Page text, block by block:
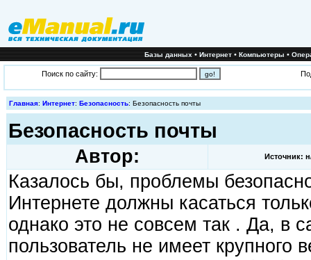
Базы данных•Интернет•Компьютеры•
Поиск по сайту:
Главная: Интернет: Безопасность: Безопасность почты
Безопасность почты
Автор: Источник:
Казалось бы, проблемы
Интернете должны касаться
однако это не совсем так . Да, в
пользователь не имеет крупного